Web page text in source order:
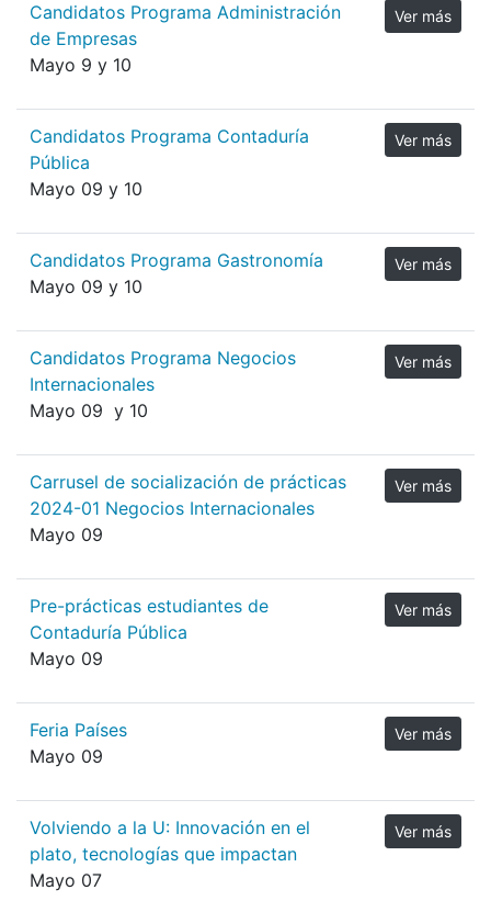
Candidatos Programa Administración
de Empresas
Mayo 9 y 10
Ver más
Candidatos Programa Contaduría
Pública
Mayo 09 y 10
Ver más
Candidatos Programa Gastronomía
Mayo 09 y 10
Ver más
Candidatos Programa Negocios
Internacionales
Mayo 09 y 10
Ver más
Carrusel de socialización de prácticas
2024-01 Negocios Internacionales
Mayo 09
Ver más
Pre-prácticas estudiantes de
Contaduría Pública
Mayo 09
Ver más
Feria Países
Mayo 09
Ver más
Volviendo a la U: Innovación en el
plato, tecnologías que impactan
Mayo 07
Ver más